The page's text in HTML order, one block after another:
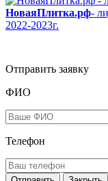
НоваяПлитка.рф-
2022-2023г.
Отправить заявку
ФИО
Телефон